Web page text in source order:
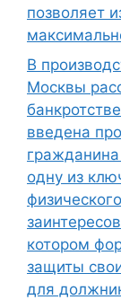
позволяет
В
Москвы
введена
одну из
котором
защиты
для